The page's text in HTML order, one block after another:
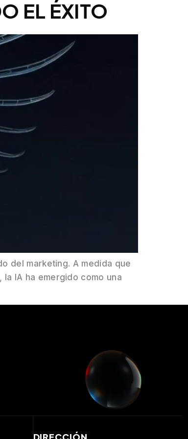
EL ÉXITO
del marketing. A medida que
IA ha emergido como una